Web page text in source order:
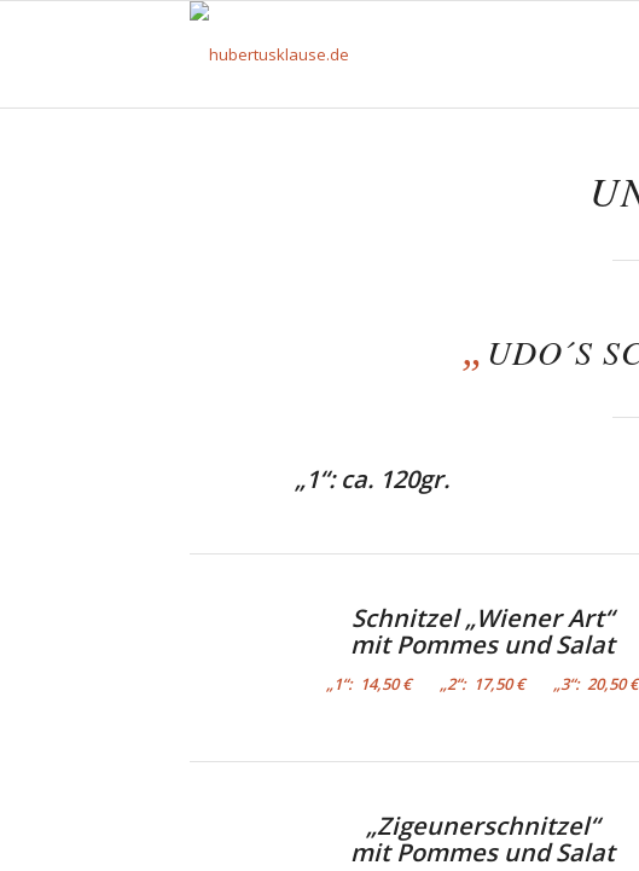
„ UDO´S
„1“: ca. 120gr.
Schnitzel „Wiener Art“
mit Pommes und Salat
„1“: 14,50 € „2“: 17,50 € „3“: 20,50 €
„Zigeunerschnitzel“
mit Pommes und Salat